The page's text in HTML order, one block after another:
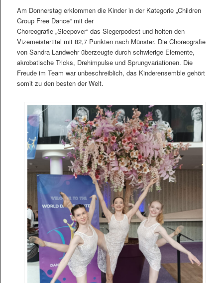
Am Donnerstag erklommen die Kinder in der Kategorie „Children
Group Free Dance“ mit der
Choreografie „Sleepover“ das Siegerpodest und holten den
Vizemeistertitel mit 82,7 Punkten nach Münster. Die Choreografie
von Sandra Landwehr überzeugte durch schwierige Elemente,
akrobatische Tricks, Drehimpulse und Sprungvariationen. Die
Freude im Team war unbeschreiblich, das Kinderensemble gehört
somit zu den besten der Welt.